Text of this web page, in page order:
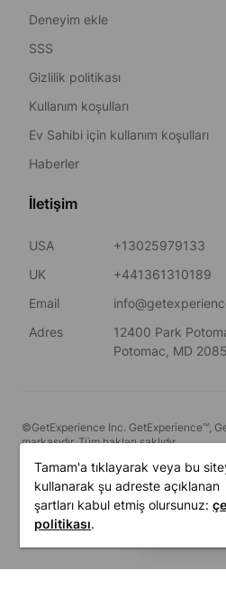
Deneyim ekle
SSS
Gizlilik politikası
Kullanım koşulları
Ev Sahibi için kullanım koşulları
Haberler
İletişim
USA
+13025979133
UK
+441361310189
Email
Adres
12400 Park
Potomac, MD
©GetExperience Inc. GetExperience™,
markasıdır. Tüm hakları saklıdır.
Türkçe
Tamam'a tıklayarak veya bu
kullanarak şu adreste açıklanan
şartları kabul etmiş olursunuz:
politikası.